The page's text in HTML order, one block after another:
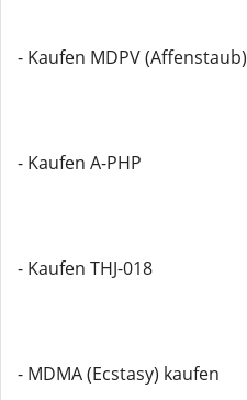
- Kaufen MDPV (Affenstaub)
- Kaufen A-PHP
- Kaufen THJ-018
- MDMA (Ecstasy) kaufen